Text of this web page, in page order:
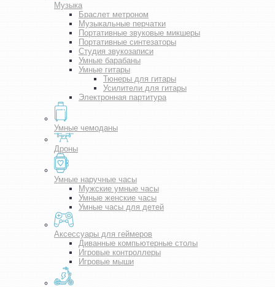
Музыка
Браслет метроном
Музыкальные перчатки
Портативные звуковые микшеры
Портативные синтезаторы
Студия звукозаписи
Умные барабаны
Умные гитары
Тюнеры для гитары
Усилители для гитары
Электронная партитура
Умные чемоданы
Дроны
Умные наручные часы
Мужские умные часы
Умные женские часы
Умные часы для детей
Аксессуары для геймеров
Диванные компьютерные столы
Игровые контроллеры
Игровые мыши